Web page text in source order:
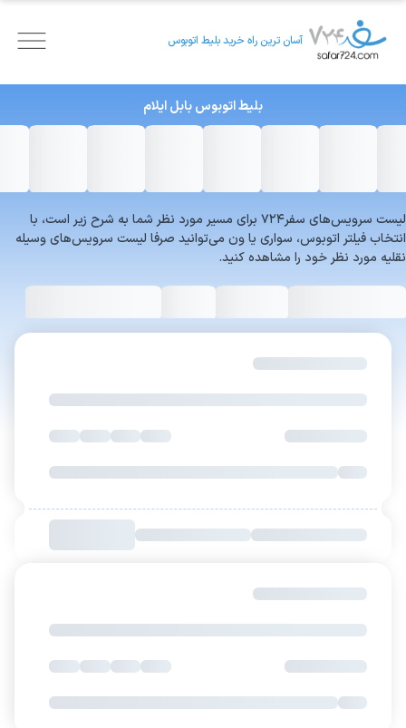
آسان ترین راه خرید بلیط اتوبوس
بلیط اتوبوسبابلایلام
لیست سرویس‌های سفر۷۲۴ برای مسیر مورد نظر شما به شرح زیر است، با
انتخاب فیلتر اتوبوس، سواری یا ون می‌توانید صرفا لیست سرویس‌های وسیله
نقلیه مورد نظر خود را مشاهده کنید.